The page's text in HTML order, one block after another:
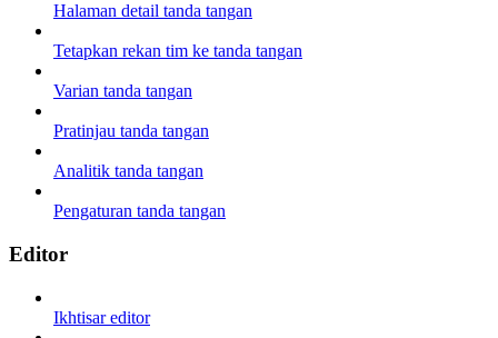
Halaman detail tanda tangan
Tetapkan rekan tim ke tanda tangan
Varian tanda tangan
Pratinjau tanda tangan
Analitik tanda tangan
Pengaturan tanda tangan
Editor
Ikhtisar editor